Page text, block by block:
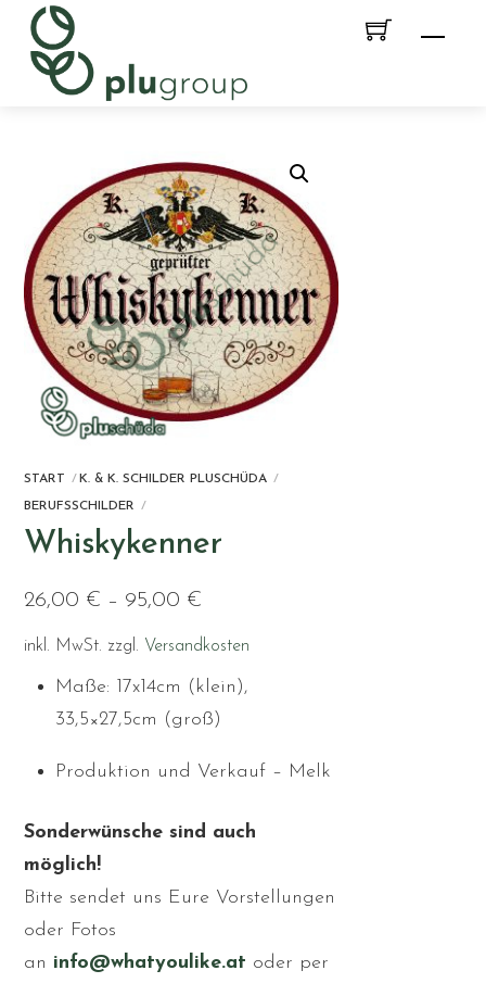
Skip
content
START K. & K. SCHILDER PLUSCHÜDA
BERUFSSCHILDER
Whiskykenner
26,00 € – 95,00 €
inkl. MwSt. zzgl. Versandkosten
Maße: 17x14cm (klein),
33,5×27,5cm (groß)
Produktion und Verkauf – Melk
Sonderwünsche sind auch
möglich!
Bitte sendet uns Eure Vorstellungen
oder Fotos
an info@whatyoulike.at oder per